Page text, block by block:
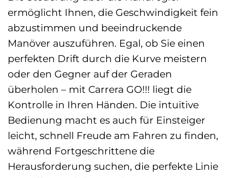
ermöglicht Ihnen, die Geschwindigkeit fein
abzustimmen und beeindruckende
Manöver auszuführen. Egal, ob Sie einen
perfekten Drift durch die Kurve meistern
oder den Gegner auf der Geraden
überholen – mit Carrera GO!!! liegt die
Kontrolle in Ihren Händen. Die intuitive
Bedienung macht es auch für Einsteiger
leicht, schnell Freude am Fahren zu finden,
während Fortgeschrittene die
Herausforderung suchen, die perfekte Linie